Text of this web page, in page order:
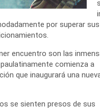
por superar
encuentro son las
comienza a
que inaugurará una
se sienten presos de sus